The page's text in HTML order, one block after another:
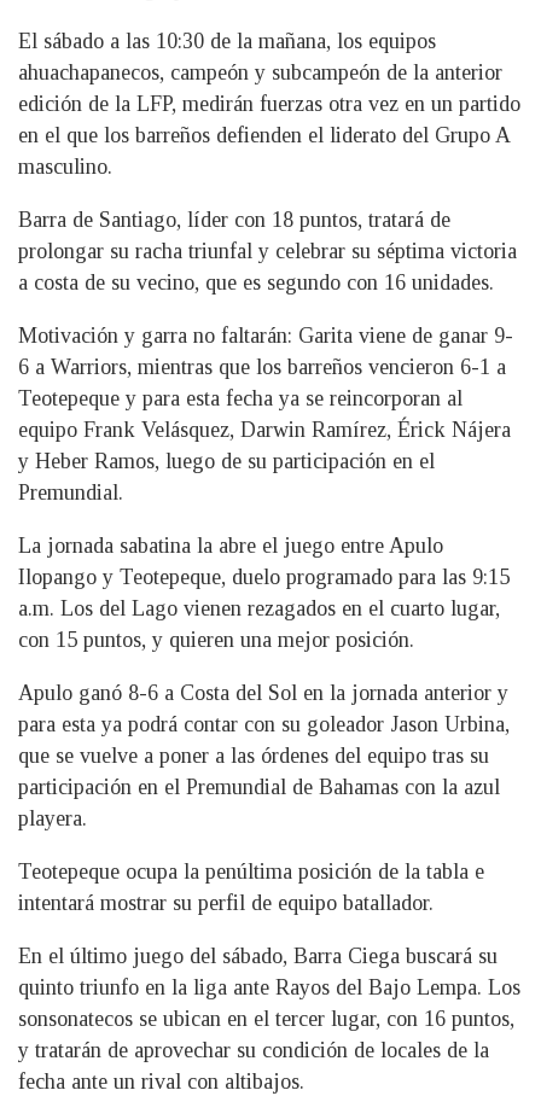
El sábado a las 10:30 de la mañana, los equipos
ahuachapanecos, campeón y subcampeón de la anterior
edición de la LFP, medirán fuerzas otra vez en un partido
en el que los barreños defienden el liderato del Grupo A
masculino.
Barra de Santiago, líder con 18 puntos, tratará de
prolongar su racha triunfal y celebrar su séptima victoria
a costa de su vecino, que es segundo con 16 unidades.
Motivación y garra no faltarán: Garita viene de ganar 9-
6 a Warriors, mientras que los barreños vencieron 6-1 a
Teotepeque y para esta fecha ya se reincorporan al
equipo Frank Velásquez, Darwin Ramírez, Érick Nájera
y Heber Ramos, luego de su participación en el
Premundial.
La jornada sabatina la abre el juego entre Apulo
Ilopango y Teotepeque, duelo programado para las 9:15
a.m. Los del Lago vienen rezagados en el cuarto lugar,
con 15 puntos, y quieren una mejor posición.
Apulo ganó 8-6 a Costa del Sol en la jornada anterior y
para esta ya podrá contar con su goleador Jason Urbina,
que se vuelve a poner a las órdenes del equipo tras su
participación en el Premundial de Bahamas con la azul
playera.
Teotepeque ocupa la penúltima posición de la tabla e
intentará mostrar su perfil de equipo batallador.
En el último juego del sábado, Barra Ciega buscará su
quinto triunfo en la liga ante Rayos del Bajo Lempa. Los
sonsonatecos se ubican en el tercer lugar, con 16 puntos,
y tratarán de aprovechar su condición de locales de la
fecha ante un rival con altibajos.